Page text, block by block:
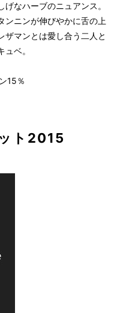
なハーブのニュアンス。
ンニンが伸びやかに舌の上
ザマンとは愛し合う二人と
ベ。
15％
ト2015